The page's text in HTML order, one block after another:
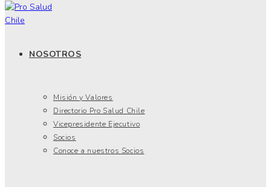
NOSOTROS
Misión y Valores
Directorio Pro Salud Chile
Vicepresidente Ejecutivo
Socios
Conoce a nuestros Socios